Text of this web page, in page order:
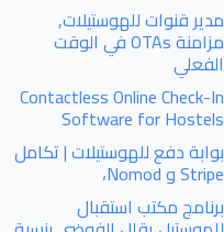
مدير قنوات للهوستيلات,
مزامنة OTAs في الوقت
الفعلي
Contactless Online Check-In
Software for Hostels
بوابة دفع للهوستيلات | تكامل
Stripe و Nomod،
برنامج مكتب استقبال